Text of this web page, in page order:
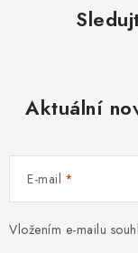
Aktuální
E-mail
Vložením e-mailu